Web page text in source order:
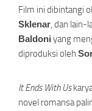
Film ini dibintangi
Sklenar, dan lain-
Baldoni yang
diproduksi oleh
It Ends With Us
novel romansa